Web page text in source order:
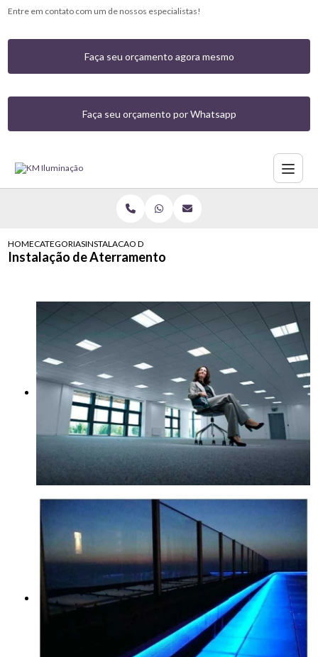
Entre em contato com um de nossos especialistas!
Faça seu orçamento agora mesmo
Faça seu orçamento por Whatsapp
HOMECATEGORIASINSTALACAO DE ATERRAMENTO
Instalação de Aterramento